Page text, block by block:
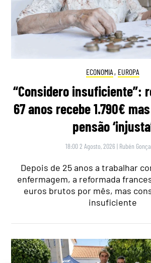
ECONOMIA , EUROPA
“Considero insuficiente”:
67 anos recebe 1.790€
pensão
18:00 2 Agosto, 2026 | Rubén
Depois de 25 anos a trabalhar
enfermagem, a reformada
euros brutos por mês, mas
insuficiente